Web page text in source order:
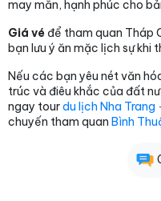
may mắn, hạnh phúc cho
Giá véđể tham quan Tháp
bạn lưu ý ăn mặc lịch sự khi
Nếu các bạn yêu nét văn
trúc và điêu khắc của đất
ngay tourdu lịch Nha Trang
chuyến tham quan Bình